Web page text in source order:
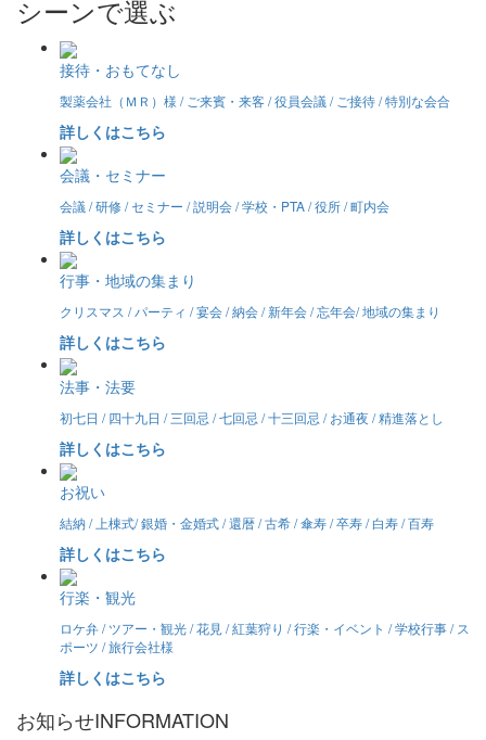
シーンで選ぶ
接待・おもてなし
製薬会社（ＭＲ）様 / ご来賓・来客 / 役員会議 / ご接待 / 特別な会合
詳しくはこちら
会議・セミナー
会議 / 研修 / セミナー / 説明会 / 学校・PTA / 役所 / 町内会
詳しくはこちら
行事・地域の集まり
クリスマス / パーティ / 宴会 / 納会 / 新年会 / 忘年会/ 地域の集まり
詳しくはこちら
法事・法要
初七日 / 四十九日 / 三回忌 / 七回忌 / 十三回忌 / お通夜 / 精進落とし
詳しくはこちら
お祝い
結納 / 上棟式/ 銀婚・金婚式 / 還暦 / 古希 / 傘寿 / 卒寿 / 白寿 / 百寿
詳しくはこちら
行楽・観光
ロケ弁 / ツアー・観光 / 花見 / 紅葉狩り / 行楽・イベント / 学校行事 / ス
ポーツ / 旅行会社様
詳しくはこちら
お知らせINFORMATION